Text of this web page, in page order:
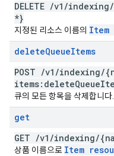
DELETE /v1 /indexing/
*}
지정된 리소스 이름의 Item
deleteQueueItems
POST /v1 /indexing/
items:deleteQueue
큐의 모든 항목을 삭제합니다.
get
GET /v1 /indexing/
상품 이름으로 Item